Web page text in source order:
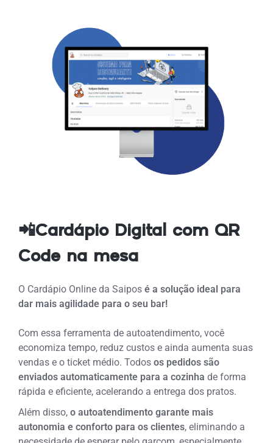
📲Cardápio Digital com QR
Code na mesa
O Cardápio Online da Saiposé a solução ideal para
dar mais agilidade para o seu bar!
Com essa ferramenta de autoatendimento, você
economiza tempo, reduz custos e ainda aumenta suas
vendas e o ticket médio. Todosos pedidos são
enviados automaticamente para a cozinha de forma
rápida e eficiente, acelerando a entrega dos pratos.
Além disso, o autoatendimento garante mais
autonomia e conforto para os clientes, eliminando a